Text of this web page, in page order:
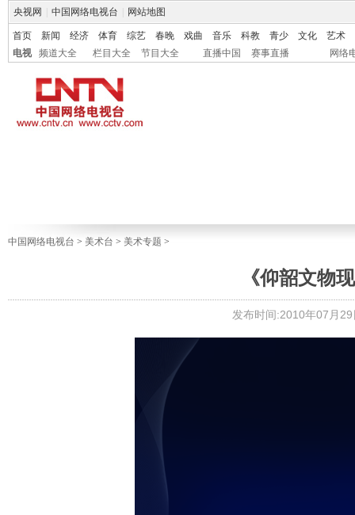
央视网 中国网络电视台 网站地图
首页 新闻 经济 体育 综艺 春晚 戏曲 音乐 科教 青少 文化
艺术
电视
频道大全 栏目大全 节目大全 直播中国 赛事直播 网络
中国网络电视台 > 美术台 > 美术专题 >
《仰韶文物
发布时间:2010年07月